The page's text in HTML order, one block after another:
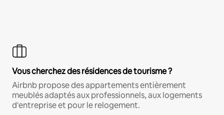
Vous cherchez des résidences de tourisme ?
Airbnb propose des appartements entièrement
meublés adaptés aux professionnels, aux logements
d'entreprise et pour le relogement.